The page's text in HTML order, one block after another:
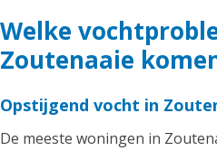
Welke
Zoutenaaie
Opstijgend vocht in
De meeste woningen in